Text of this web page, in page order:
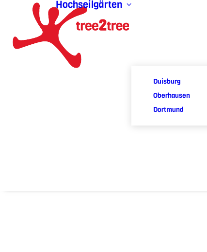
Hochseilgärten
Duisburg
Oberhausen
Dortmund